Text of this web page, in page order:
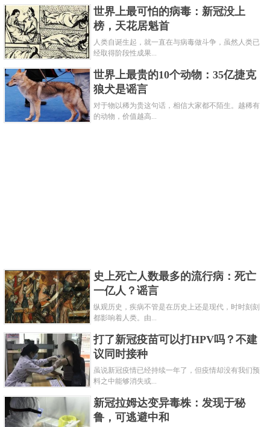
世界上最可怕的病毒：新冠没上
榜，天花居魁首
人类自诞生起，就一直在与病毒做斗争，虽然人类已
经取得阶段性成果...
世界上最贵的10个动物：35亿捷克
狼犬是谣言
对于物以稀为贵这句话，相信大家都不陌生。越稀有
的动物，价值越高...
史上死亡人数最多的流行病：死亡
一亿人？谣言
纵观历史，疾病不管是在历史上还是现代，时时刻刻
都影响着人类。由...
打了新冠疫苗可以打HPV吗？不建
议同时接种
虽说新冠疫情已经持续一年了，但疫情却没有我们预
料之中能够消失或...
新冠拉姆达变异毒株：发现于秘
鲁，可逃避中和